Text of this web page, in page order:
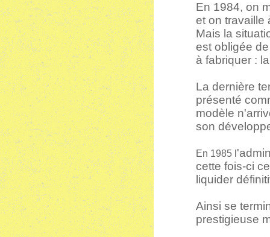
En 1984, on
et on travaille
Mais la
est obligée
à fabriquer :
La dernière
présenté
modèle
son
En 1985 l
cette fois-ci
liquider
Ainsi se
prestigieuse